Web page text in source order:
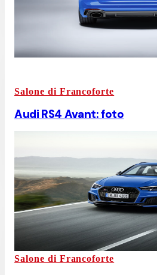
Salone di Francoforte
Audi RS4 Avant: foto
Salone di Francoforte